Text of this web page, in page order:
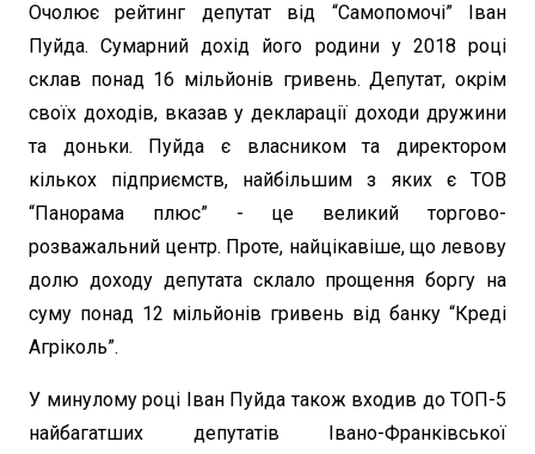
Очолює рейтинг депутат від “Самопомочі” Іван
Пуйда. Сумарний дохід його родини у 2018 році
склав понад 16 мільйонів гривень. Депутат, окрім
своїх доходів, вказав у декларації доходи дружини
та доньки. Пуйда є власником та директором
кількох підприємств, найбільшим з яких є ТОВ
“Панорама плюс” - це великий торгово-
розважальний центр. Проте, найцікавіше, що левову
долю доходу депутата склало прощення боргу на
суму понад 12 мільйонів гривень від банку “Креді
Агріколь”.
У минулому році Іван Пуйда також входив до ТОП-5
найбагатших депутатів Івано-Франківської